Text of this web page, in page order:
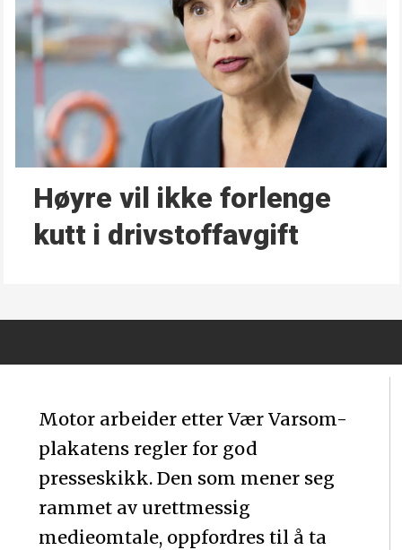
Høyre vil ikke forlenge
kutt i drivstoffavgift
Motor arbeider etter Vær Varsom-
plakatens regler for god
presseskikk. Den som mener seg
rammet av urettmessig
medieomtale, oppfordres til å ta